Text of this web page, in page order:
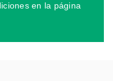
en la página